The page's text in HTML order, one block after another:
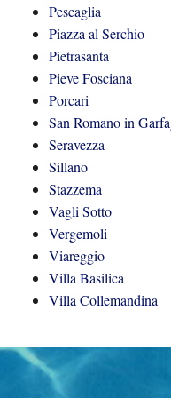
Pescaglia
Piazza al Serchio
Pietrasanta
Pieve Fosciana
Porcari
San Romano in
Seravezza
Sillano
Stazzema
Vagli Sotto
Vergemoli
Viareggio
Villa Basilica
Villa Collemandina